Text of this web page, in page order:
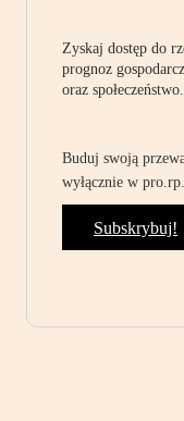
Zyskaj dostęp do
prognoz
oraz społeczeństwo.
Buduj swoją
wyłącznie w
Subskrybuj!